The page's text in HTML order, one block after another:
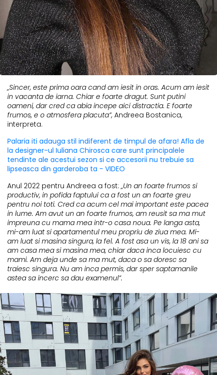
„Sincer, este prima oara cand am iesit in oras. Acum am iesit
in vacanta de iarna. Chiar e foarte dragut. Sunt putini
oameni, dar cred ca abia incepe aici distractia. E foarte
frumos, e o atmosfera placuta”, Andreea Bostanica,
interpreta.
Palaria iti adauga stil indiferent de timpul de afara! Afla de
la designer-ul Iuliana Chirosca care sunt principalele
tendinte ale acestui sezon si ce accesorii nu trebuie sa
lipseasca din garderoba ta - VIDEO
Anul 2022 pentru Andreea a fost: „Un an foarte frumos si
productiv, in pofida faptului ca a fost un an foarte greu
pentru noi toti. Cred ca acum cel mai important este pacea
in lume. Am avut un an foarte frumos, am reusit sa ma mut
impreuna cu mama mea intr-o casa noua. Pe langa asta,
mi-am luat si apartamentul meu propriu de ziua mea. Mi-
am luat si masina singura, la fel. A fost asa un vis, la 18 ani sa
am casa mea si masina mea, chiar daca inca locuiesc cu
mami. Am deja unde sa ma mut, daca o sa doresc sa
traiesc singura. Nu am inca permis, dar sper saptamanile
astea sa incerc sa dau examenul”.